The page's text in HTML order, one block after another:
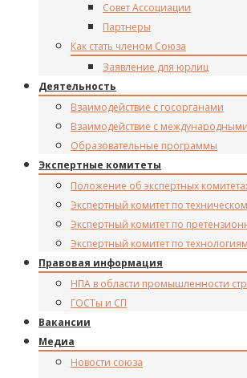
Совет Ассоциации
Партнеры
Как стать членом Союза
Заявление для юрлиц
Деятельность
Взаимодействие с госорганами
Взаимодействие с
Образовательные программы
Экспертные комитеты
Положение об экспертных
Экспертный комитет по
Экспертный комитет по
Экспертный комитет по
Правовая информация
НПА в области промышленности
ГОСТы и СП
Вакансии
Медиа
Новости союза